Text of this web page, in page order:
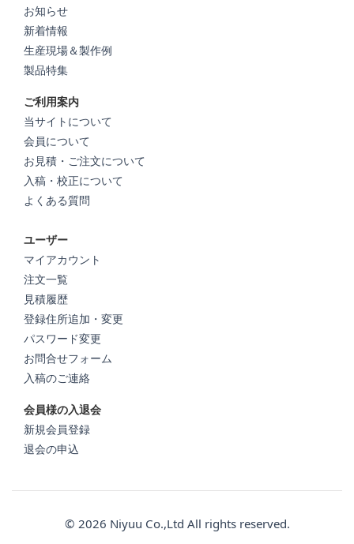
お知らせ
新着情報
生産現場＆製作例
製品特集
ご利用案内
当サイトについて
会員について
お見積・ご注文について
入稿・校正について
よくある質問
ユーザー
マイアカウント
注文一覧
見積履歴
登録住所追加・変更
パスワード変更
お問合せフォーム
入稿のご連絡
会員様の入退会
新規会員登録
退会の申込
© 2026 Niyuu Co.,Ltd All rights reserved.